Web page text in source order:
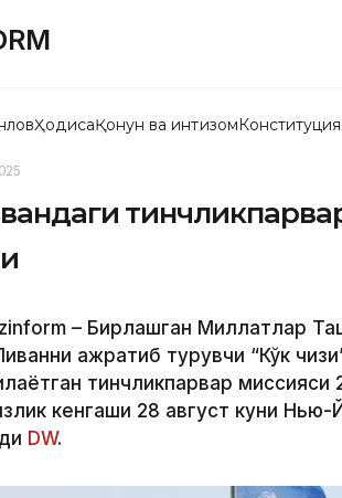
ҲодисаҚонун ва интизом
– Бирлашган Миллатлар
ажратиб турувчи “Кўк
тинчликпарвар
кенгаши 28 август куни Нью-
DW.